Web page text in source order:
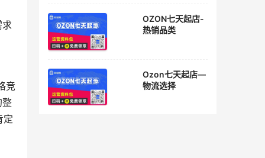
求
竞
整
定
OZON七天起店-
热销品类
Ozon七天起店—
物流选择